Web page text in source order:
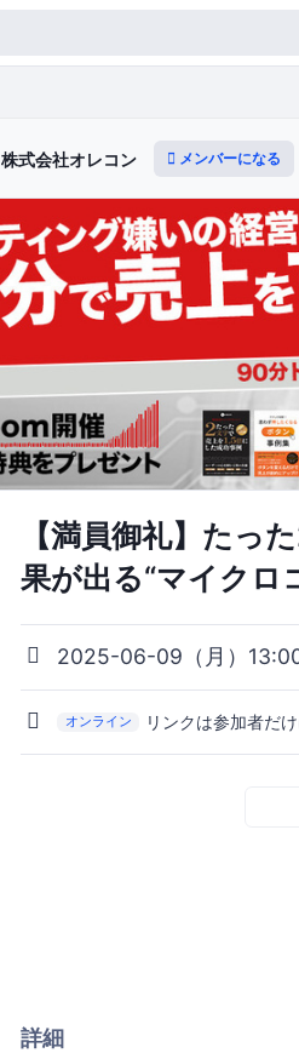
株式会社オレコン メンバーになる
【満員御礼】たっ
果が出る“マイクロ
2025-06-09（月）
オンライン リンクは参加者だ
詳細